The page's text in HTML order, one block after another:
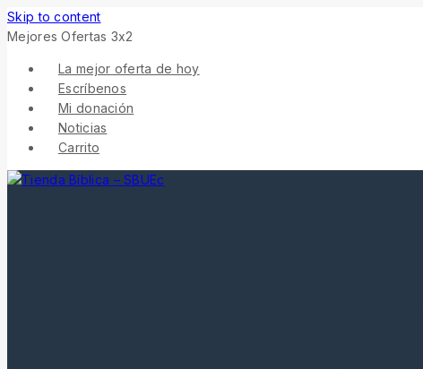
Skip to content
Mejores Ofertas 3x2
La mejor oferta de hoy
Escríbenos
Mi donación
Noticias
Carrito